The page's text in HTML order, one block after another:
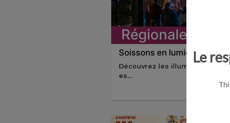
Régionale
Soissons en lumières
Découvrez les illuminations
es...
Le